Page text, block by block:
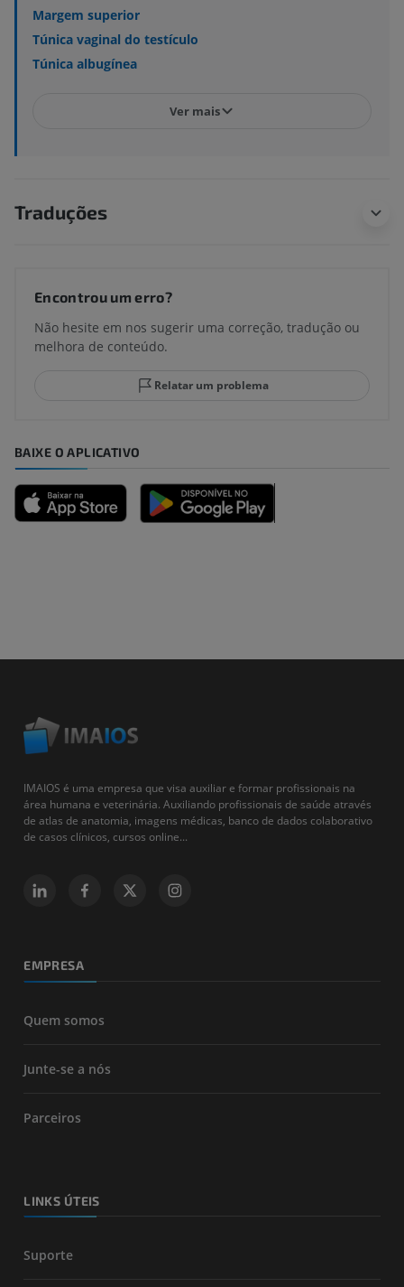
Margem superior
Túnica vaginal do testículo
Túnica albugínea
Ver mais
Traduções
Encontrou um erro?
Não hesite em nos sugerir uma correção, tradução ou
melhora de conteúdo.
Relatar um problema
BAIXE O APLICATIVO
IMAIOS é uma empresa que visa auxiliar e formar profissionais na
área humana e veterinária. Auxiliando profissionais de saúde através
de atlas de anatomia, imagens médicas, banco de dados colaborativo
de casos clínicos, cursos online...
EMPRESA
Quem somos
Junte-se a nós
Parceiros
LINKS ÚTEIS
Suporte